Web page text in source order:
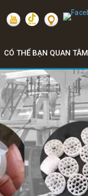
CÓ THỂ BẠN QUAN TÂM